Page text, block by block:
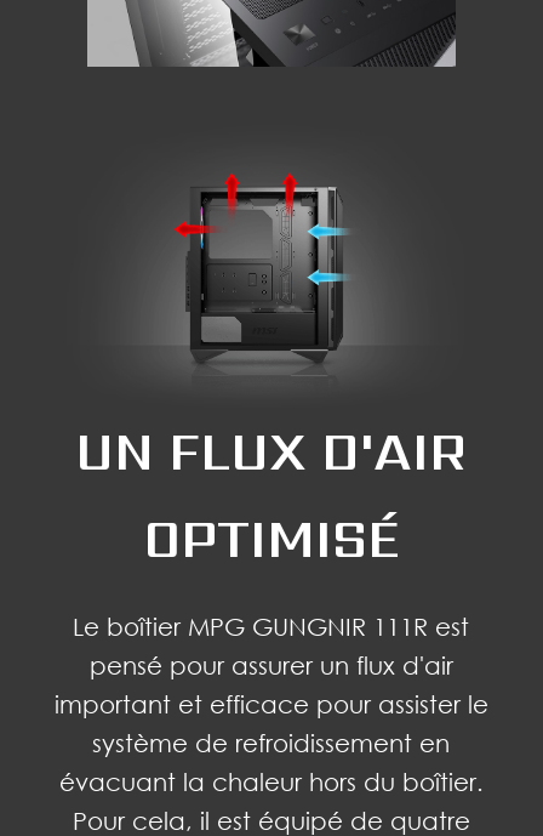
UN FLUX D'AIR
OPTIMISÉ
Le boîtier MPG GUNGNIR 111R est
pensé pour assurer un flux d'air
important et efficace pour assister le
système de refroidissement en
évacuant la chaleur hors du boîtier.
Pour cela, il est équipé de quatre